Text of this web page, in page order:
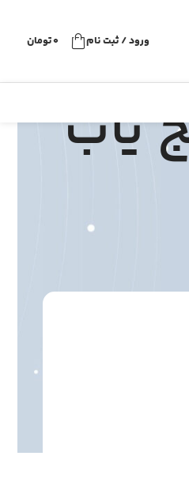
ورود / ثبت نام 0تومان
یاب